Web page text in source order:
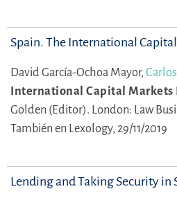
Spain. The International
David García-Ochoa Mayor,
International Capital Markets
Golden (Editor). London: Law
También en Lexology, 29/11/2019
Lending and Taking Security in